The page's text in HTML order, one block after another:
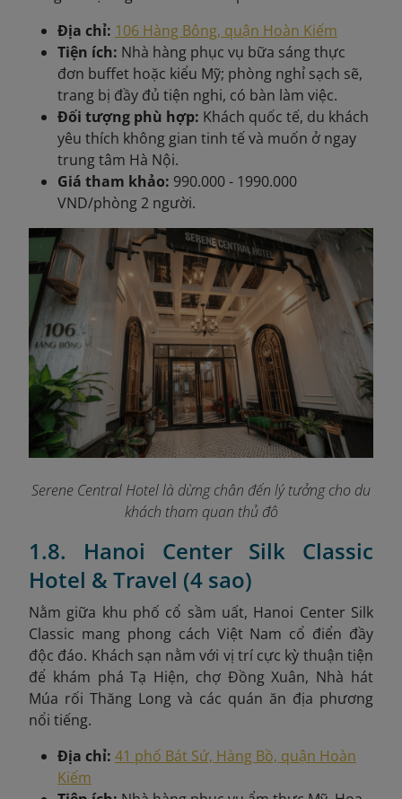
Địa chỉ: 106 Hàng Bông, quận Hoàn Kiếm
Tiện ích: Nhà hàng phục vụ bữa sáng thực
đơn buffet hoặc kiểu Mỹ; phòng nghỉ sạch sẽ,
trang bị đầy đủ tiện nghi, có bàn làm việc.
Đối tượng phù hợp: Khách quốc tế, du khách
yêu thích không gian tinh tế và muốn ở ngay
trung tâm Hà Nội.
Giá tham khảo: 990.000 - 1990.000
VND/phòng 2 người.
Serene Central Hotel là dừng chân đến lý tưởng cho du
khách tham quan thủ đô
1.8. Hanoi Center Silk Classic
Hotel & Travel (4 sao)
Nằm giữa khu phố cổ sầm uất, Hanoi Center Silk
Classic mang phong cách Việt Nam cổ điển đầy
độc đáo. Khách sạn nằm với vị trí cực kỳ thuận tiện
để khám phá Tạ Hiện, chợ Đồng Xuân, Nhà hát
Múa rối Thăng Long và các quán ăn địa phương
nổi tiếng.
Địa chỉ: 41 phố Bát Sứ, Hàng Bồ, quận Hoàn
Kiếm